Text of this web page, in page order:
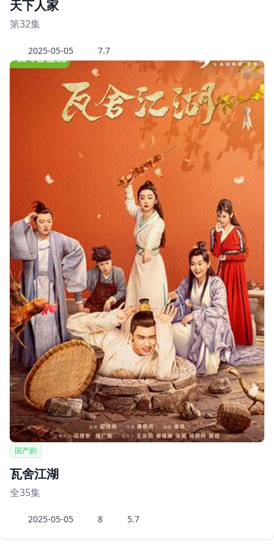
天下人家
第32集
2025-05-05 7.7
国产剧
瓦舍江湖
全35集
2025-05-05 8 5.7